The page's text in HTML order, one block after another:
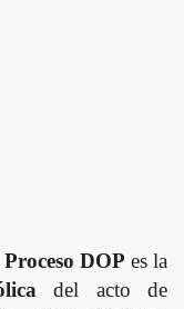
DOP es la
del acto de